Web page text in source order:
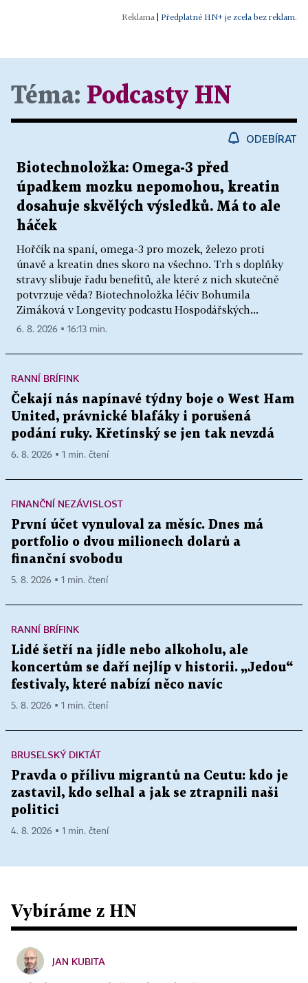
Předplatné HN+ je zcela bez reklam.
Téma: Podcasty HN
ODEBÍRAT
Biotechnoložka: Omega-3 před
úpadkem mozku nepomohou, kreatin
dosahuje skvělých výsledků. Má to ale
háček
Hořčík na spaní, omega-3 pro mozek, železo proti
únavě a kreatin dnes skoro na všechno. Trh s doplňky
stravy slibuje řadu benefitů, ale které z nich skutečně
potvrzuje věda? Biotechnoložka léčiv Bohumila
Zimáková v Longevity podcastu Hospodářských...
6. 8. 2026 ▪ 16:13 min.
RANNÍ BRÍFINK
Čekají nás napínavé týdny boje o West Ham
United, právnické blafáky i porušená
podání ruky. Křetínský se jen tak nevzdá
6. 8. 2026 ▪ 1 min. čtení
FINANČNÍ NEZÁVISLOST
První účet vynuloval za měsíc. Dnes má
portfolio o dvou milionech dolarů a
finanční svobodu
5. 8. 2026 ▪ 1 min. čtení
RANNÍ BRÍFINK
Lidé šetří na jídle nebo alkoholu, ale
koncertům se daří nejlíp v historii. „Jedou“
festivaly, které nabízí něco navíc
5. 8. 2026 ▪ 1 min. čtení
BRUSELSKÝ DIKTÁT
Pravda o přílivu migrantů na Ceutu: kdo je
zastavil, kdo selhal a jak se ztrapnili naši
politici
4. 8. 2026 ▪ 1 min. čtení
Vybíráme z HN
JAN KUBITA